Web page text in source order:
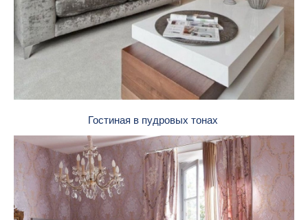
Гостиная в пудровых тонах